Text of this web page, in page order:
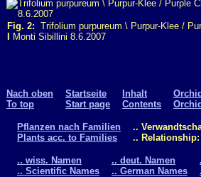
Fig. 2: Trifolium purpureum \ Purpur-Klee /
Monti Sibillini 8.6.2007
Nach oben
To top
Startseite
Start page
Inhalt
Contents
Pflanzen nach Familien
Plants acc. to Families
..
.. Relationship:
.. wiss. Namen
.. Scientific Names
.. deut. Namen
.. German Names